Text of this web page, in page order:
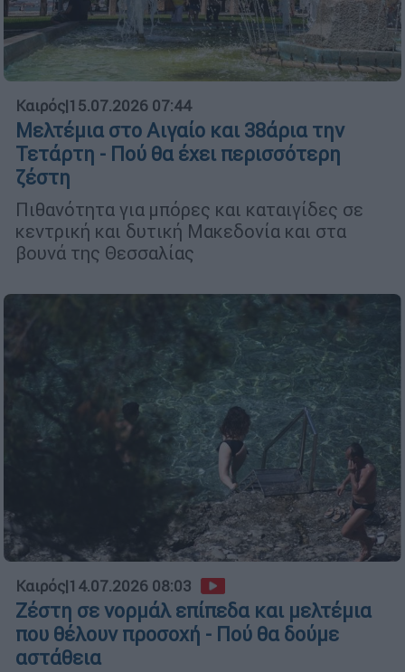
Καιρός|15.07.2026 07:44
Μελτέμια στο Αιγαίο και 38άρια την
Τετάρτη - Πού θα έχει περισσότερη
ζέστη
Πιθανότητα για μπόρες και καταιγίδες σε
κεντρική και δυτική Μακεδονία και στα
βουνά της Θεσσαλίας
Καιρός|14.07.2026 08:03
Ζέστη σε νορμάλ επίπεδα και μελτέμια
που θέλουν προσοχή - Πού θα δούμε
αστάθεια